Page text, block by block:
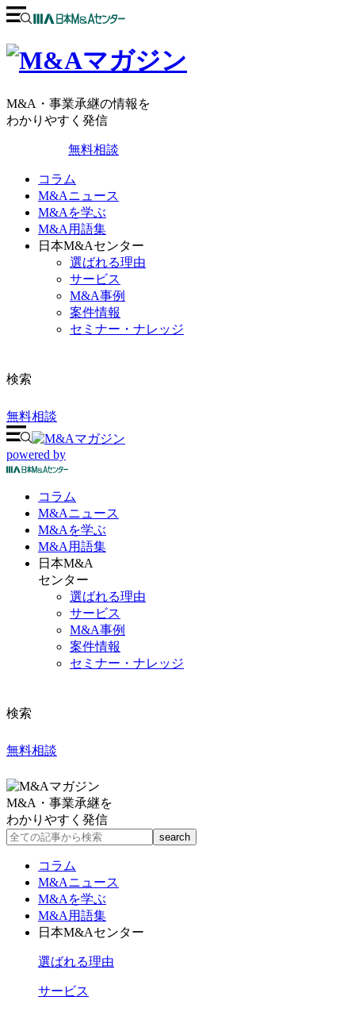
M&A・事業承継の情報を
わかりやすく発信
無料相談
コラム
M&Aニュース
M&Aを学ぶ
M&A用語集
日本M&Aセンター
選ばれる理由
サービス
M&A事例
案件情報
セミナー・ナレッジ
検索
無料相談
powered by
コラム
M&Aニュース
M&Aを学ぶ
M&A 用語集
日本M&A
センター
選ばれる理由
サービス
M&A事例
案件情報
セミナー・ナレッジ
検索
無料相談
M&A・事業承継を
わかりやすく発信
コラム
M&Aニュース
M&Aを学ぶ
M&A用語集
日本M&Aセンター
選ばれる理由
サービス